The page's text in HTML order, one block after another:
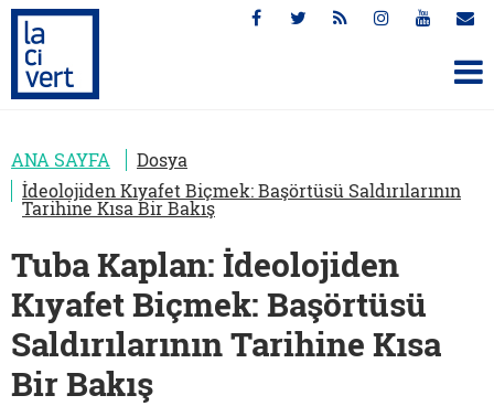
ANA SAYFA
Dosya
İdeolojiden Kıyafet Biçmek: Başörtüsü Saldırılarının
Tarihine Kısa Bir Bakış
Tuba Kaplan: İdeolojiden
Kıyafet Biçmek: Başörtüsü
Saldırılarının Tarihine Kısa
Bir Bakış